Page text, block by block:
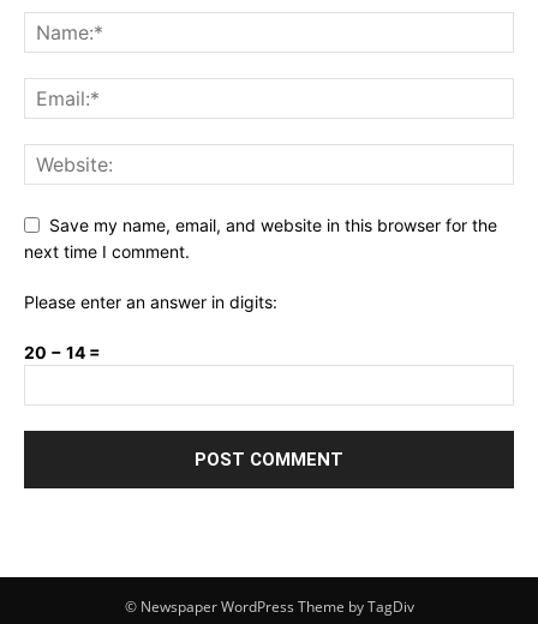
Save my name, email, and website in this browser for the
next time I comment.
Please enter an answer in digits:
20 − 14 =
© Newspaper WordPress Theme by TagDiv